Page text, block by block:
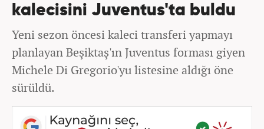
kalecisini Juventus'ta buldu
Yeni sezon öncesi kaleci transferi yapmayı
planlayan Beşiktaş'ın Juventus forması giyen
Michele Di Gregorio'yu listesine aldığı öne
sürüldü.